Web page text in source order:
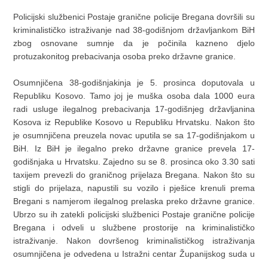
Policijski službenici Postaje granične policije Bregana dovršili su
kriminalističko istraživanje nad 38-godišnjom državljankom BiH
zbog osnovane sumnje da je počinila kazneno djelo
protuzakonitog prebacivanja osoba preko državne granice.
Osumnjičena 38-godišnjakinja je 5. prosinca doputovala u
Republiku Kosovo. Tamo joj je muška osoba dala 1000 eura
radi usluge ilegalnog prebacivanja 17-godišnjeg državljanina
Kosova iz Republike Kosovo u Republiku Hrvatsku. Nakon što
je osumnjičena preuzela novac uputila se sa 17-godišnjakom u
BiH. Iz BiH je ilegalno preko državne granice prevela 17-
godišnjaka u Hrvatsku. Zajedno su se 8. prosinca oko 3.30 sati
taxijem prevezli do graničnog prijelaza Bregana. Nakon što su
stigli do prijelaza, napustili su vozilo i pješice krenuli prema
Bregani s namjerom ilegalnog prelaska preko državne granice.
Ubrzo su ih zatekli policijski službenici Postaje granične policije
Bregana i odveli u službene prostorije na kriminalističko
istraživanje. Nakon dovršenog kriminalističkog istraživanja
osumnjičena je odvedena u Istražni centar Županijskog suda u